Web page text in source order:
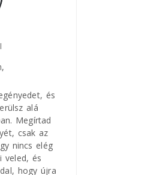
októberben, a Jelen Házban kaptam
meg Zoltán legújabb könyvét, a
gondolom, hogy
Nagy érdeklődéssel olvastam végig,
szerint végig, nemigen lehetett letenni.